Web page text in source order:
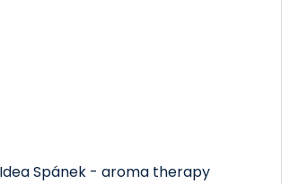
Spánek - aroma therapy